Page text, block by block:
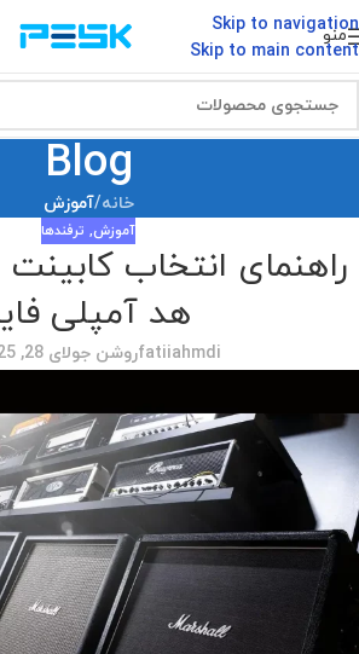
Skip to navigation
Skip to main content
منو
Blog
خانه/آموزش
آموزش, ترفندها
راهنمای انتخاب
هد آمپلی
fatiiahmdiروشن جولای 28, 2025